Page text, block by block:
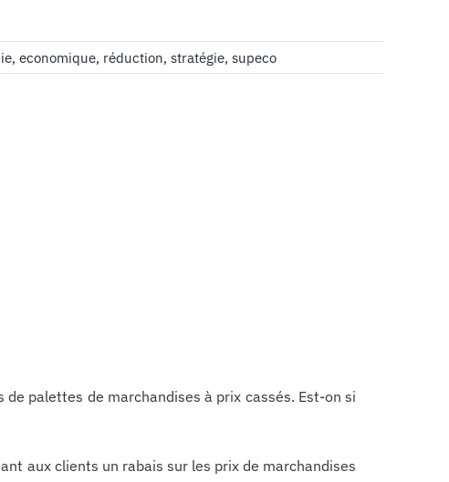
, economique, réduction, stratégie, supeco
palettes de marchandises à prix cassés. Est-on si
aux clients un rabais sur les prix de marchandises